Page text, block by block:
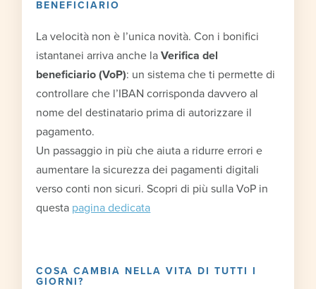
BENEFICIARIO
La velocità non è l’unica novità. Con i bonifici
istantanei arriva anche laVerifica del
beneficiario (VoP): un sistema che ti permette di
controllare che l’IBAN corrisponda davvero al
nome del destinatario prima di autorizzare il
pagamento.
Un passaggio in più che aiuta a ridurre errori e
aumentare la sicurezza dei pagamenti digitali
verso conti non sicuri. Scopri di più sulla VoP in
questa pagina dedicata
COSA CAMBIA NELLA VITA DI TUTTI I
GIORNI?